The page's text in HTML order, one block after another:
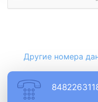
Другие номера